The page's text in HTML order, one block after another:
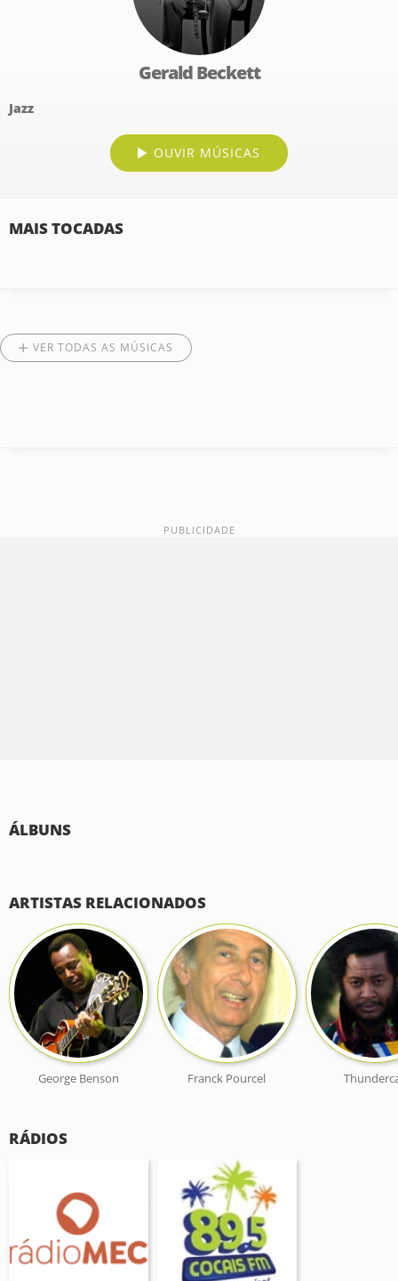
Gerald Beckett
Jazz
OUVIR MÚSICAS
MAIS TOCADAS
VER TODAS AS MÚSICAS
ÁLBUNS
ARTISTAS RELACIONADOS
George Benson Franck Pourcel
RÁDIOS